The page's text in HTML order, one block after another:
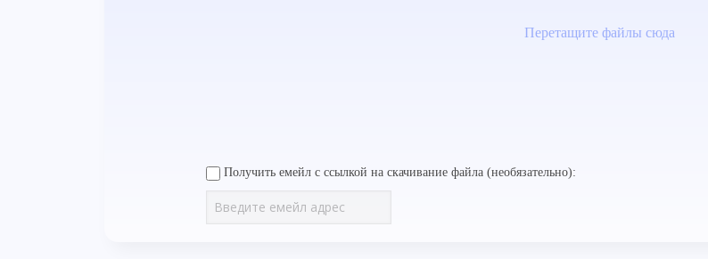
Перетащите файлы сюда
Получить емейл с ссылкой на скачивание файла (необязательно):